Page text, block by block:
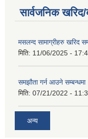
सार्वजनिक
मसलन्द सामाग्रीहरु खरिद
मिति: 11/06/2025 -
समझौता गर्न आउने सम्बन्धमा
मिति: 07/21/2022 -
अन्य